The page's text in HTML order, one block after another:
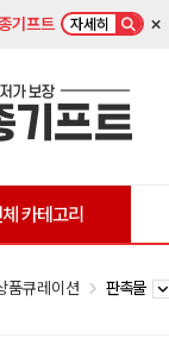
기프트 자세히 ×
카테고리
품큐레이션 판촉물